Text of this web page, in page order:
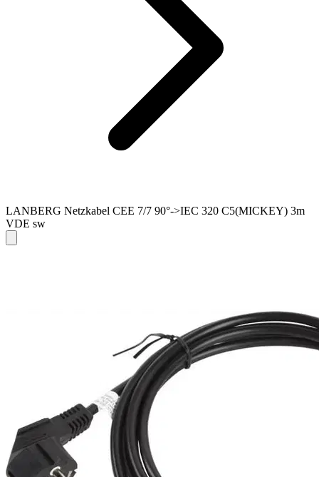
LANBERG Netzkabel CEE 7/7 90°->IEC 320 C5(MICKEY) 3m
VDE sw